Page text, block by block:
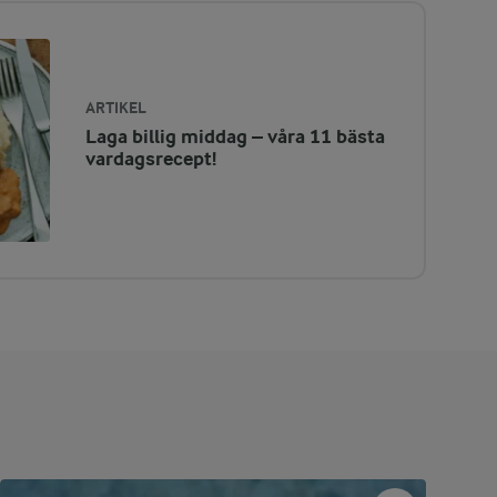
ARTIKEL
Laga billig middag – våra 11 bästa
vardagsrecept!